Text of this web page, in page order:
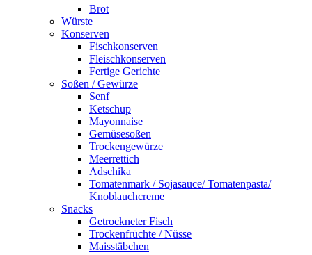
Brot
Würste
Konserven
Fischkonserven
Fleischkonserven
Fertige Gerichte
Soßen / Gewürze
Senf
Ketschup
Mayonnaise
Gemüsesoßen
Trockengewürze
Meerrettich
Adschika
Tomatenmark / Sojasauce/ Tomatenpasta/
Knoblauchcreme
Snacks
Getrockneter Fisch
Trockenfrüchte / Nüsse
Maisstäbchen